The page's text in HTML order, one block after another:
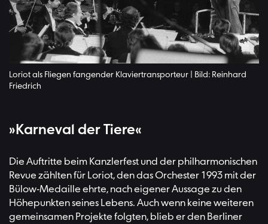
Loriot als Fliegen fangender Klaviertransporteur | Bild: Reinhard
Friedrich
»Karneval der Tiere«
Die Auftritte beim Kanzlerfest und der philharmonischen
Revue zählten für Loriot, den das Orchester 1993 mit der
Bülow-Medaille ehrte, nach eigener Aussage zu den
Höhepunkten seines Lebens. Auch wenn keine weiteren
gemeinsamen Projekte folgten, blieb er den Berliner